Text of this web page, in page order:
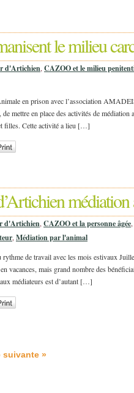
le milieu
d'Artichien, CAZOO et le milieu
en prison avec l’association
mettre en place des activités de médiation
filles. Cette activité a lieu […]
d'Artichien, CAZOO et la personne âgée,
, Médiation par l'animal
de travail avec les mois estivaux
vacances, mais grand nombre des
médiateurs est d’autant […]
suivante »